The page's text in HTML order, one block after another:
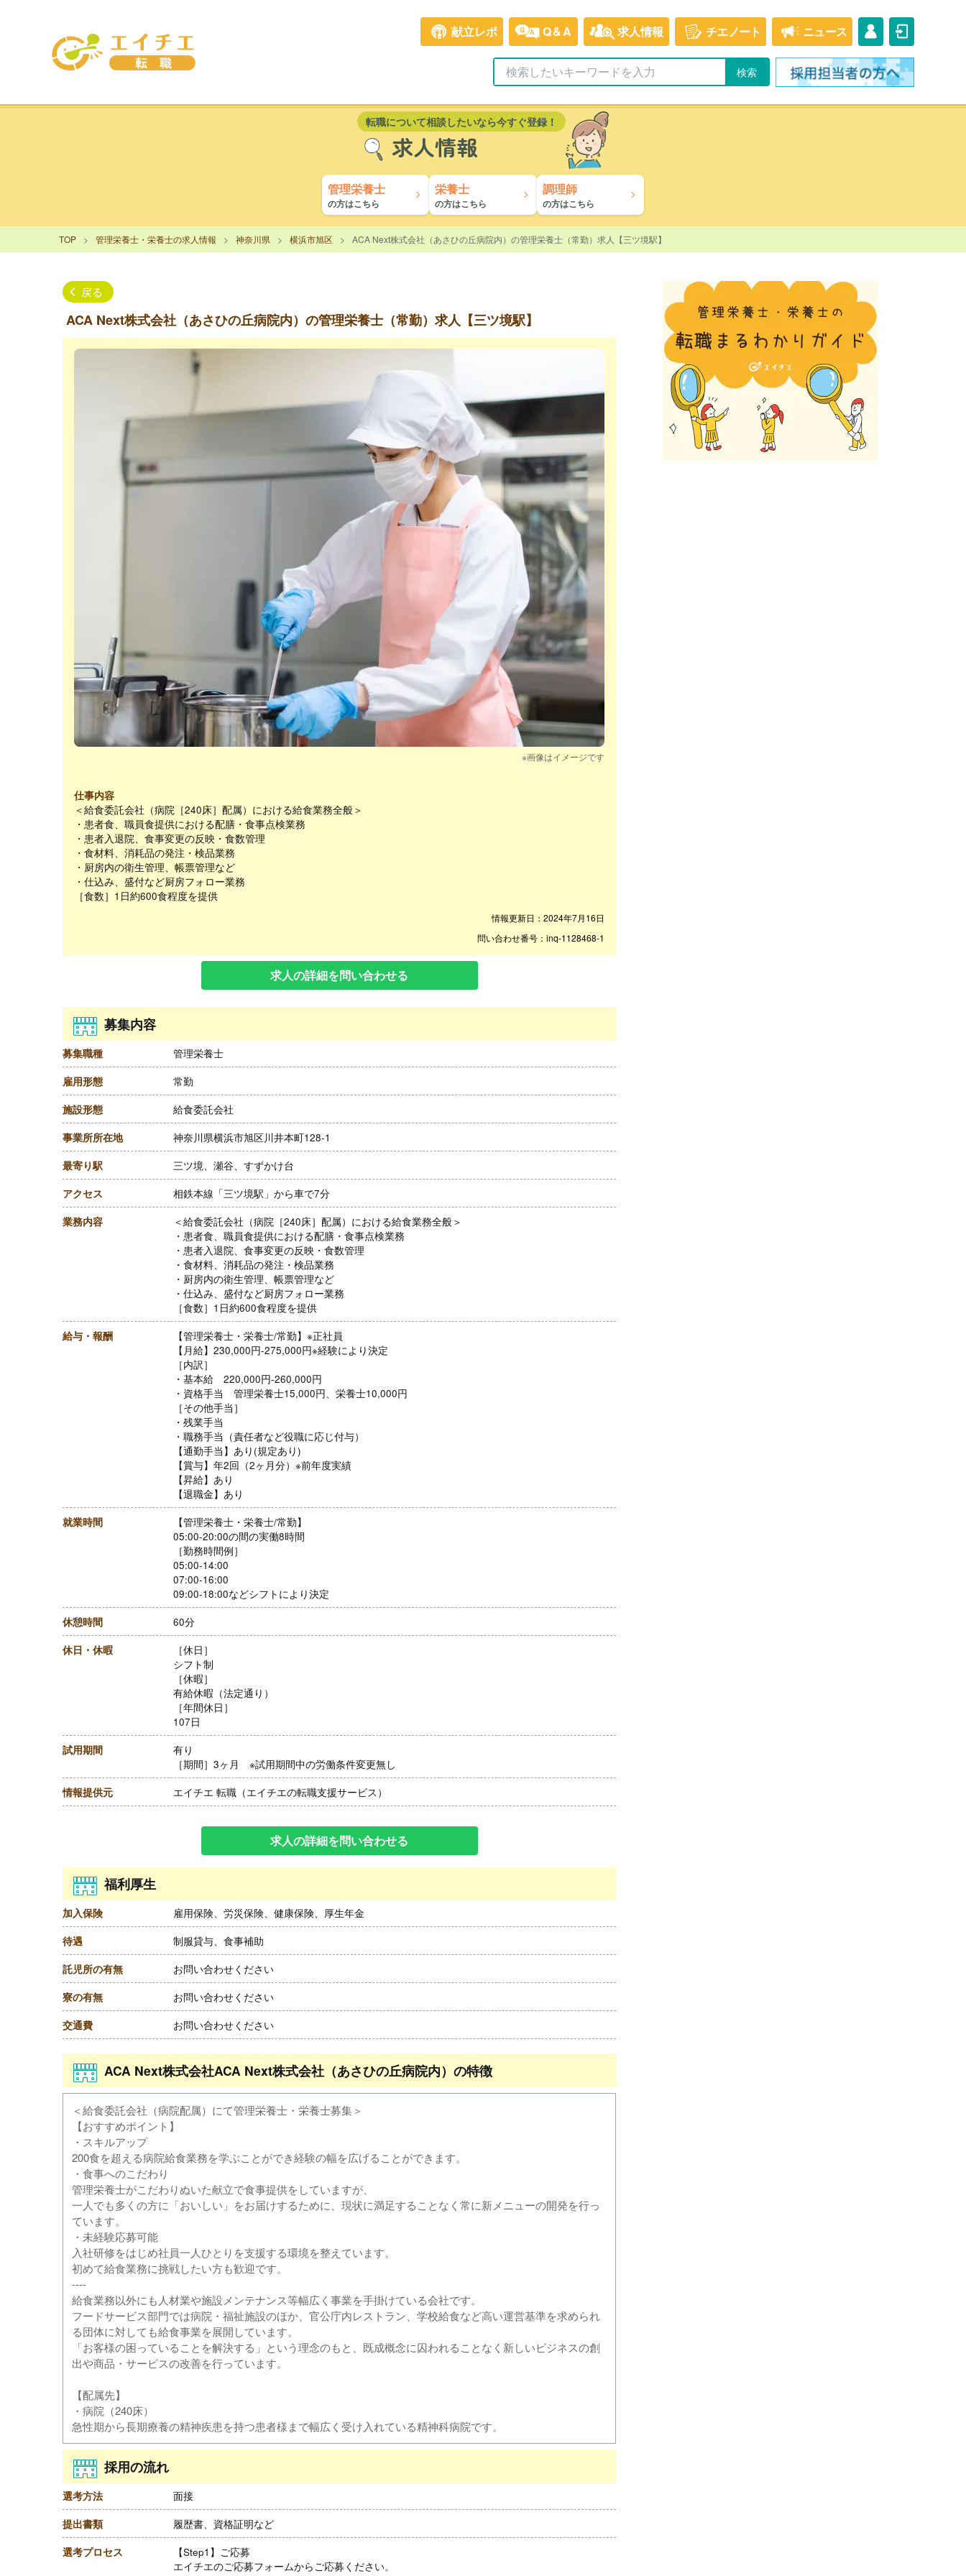
献立レポ Q&A 求人情報 チエノート ニュース
転職について相談したいなら今すぐ登録！
求人情報
管理栄養士
の方はこちら
栄養士
の方はこちら
調理師
の方はこちら
TOP 管理栄養士・栄養士の求人情報 神奈川県 横浜市旭区 ACA Next株式会社（あさひの丘病院内）の管理栄養士（常勤）求人【三ツ境駅】
戻る
ACA Next株式会社（あさひの丘病院内）の管理栄養士（常勤）求人【三ツ境駅】
※画像はイメージです
仕事内容
＜給食委託会社（病院［240床］配属）における給食業務全般＞
・患者食、職員食提供における配膳・食事点検業務
・患者入退院、食事変更の反映・食数管理
・食材料、消耗品の発注・検品業務
・厨房内の衛生管理、帳票管理など
・仕込み、盛付など厨房フォロー業務
［食数］1日約600食程度を提供
情報更新日：2024年7月16日
問い合わせ番号：inq-1128468-1
求人の詳細を問い合わせる
募集内容
募集職種 管理栄養士
雇用形態 常勤
施設形態 給食委託会社
事業所所在地 神奈川県横浜市旭区川井本町128-1
最寄り駅 三ツ境、瀬谷、すずかけ台
アクセス 相鉄本線「三ツ境駅」から車で7分
業務内容
＜給食委託会社（病院［240床］配属）における給食業務全般＞
・患者食、職員食提供における配膳・食事点検業務
・患者入退院、食事変更の反映・食数管理
・食材料、消耗品の発注・検品業務
・厨房内の衛生管理、帳票管理など
・仕込み、盛付など厨房フォロー業務
［食数］1日約600食程度を提供
給与・報酬
【管理栄養士・栄養士/常勤】※正社員
【月給】230,000円-275,000円※経験により決定
［内訳］
・基本給 220,000円-260,000円
・資格手当 管理栄養士15,000円、栄養士10,000円
［その他手当］
・残業手当
・職務手当（責任者など役職に応じ付与）
【通勤手当】あり(規定あり)
【賞与】年2回（2ヶ月分）※前年度実績
【昇給】あり
【退職金】あり
就業時間
【管理栄養士・栄養士/常勤】
05:00-20:00の間の実働8時間
［勤務時間例］
05:00-14:00
07:00-16:00
09:00-18:00などシフトにより決定
休憩時間 60分
休日・休暇
［休日］
シフト制
［休暇］
有給休暇（法定通り）
［年間休日］
107日
試用期間
有り
［期間］3ヶ月 ※試用期間中の労働条件変更無し
情報提供元 エイチエ 転職（エイチエの転職支援サービス）
求人の詳細を問い合わせる
福利厚生
加入保険 雇用保険、労災保険、健康保険、厚生年金
待遇 制服貸与、食事補助
託児所の有無 お問い合わせください
寮の有無 お問い合わせください
交通費 お問い合わせください
ACA Next株式会社ACA Next株式会社（あさひの丘病院内）の特徴
＜給食委託会社（病院配属）にて管理栄養士・栄養士募集＞
【おすすめポイント】
・スキルアップ
200食を超える病院給食業務を学ぶことができ経験の幅を広げることができます。
・食事へのこだわり
管理栄養士がこだわりぬいた献立で食事提供をしていますが、
一人でも多くの方に「おいしい」をお届けするために、現状に満足することなく常に新メニューの開発を行っ
ています。
・未経験応募可能
入社研修をはじめ社員一人ひとりを支援する環境を整えています。
初めて給食業務に挑戦したい方も歓迎です。
----
給食業務以外にも人材業や施設メンテナンス等幅広く事業を手掛けている会社です。
フードサービス部門では病院・福祉施設のほか、官公庁内レストラン、学校給食など高い運営基準を求められ
る団体に対しても給食事業を展開しています。
「お客様の困っていることを解決する」という理念のもと、既成概念に囚われることなく新しいビジネスの創
出や商品・サービスの改善を行っています。
【配属先】
・病院（240床）
急性期から長期療養の精神疾患を持つ患者様まで幅広く受け入れている精神科病院です。
採用の流れ
選考方法 面接
提出書類 履歴書、資格証明など
選考プロセス
【Step1】ご応募
エイチエのご応募フォームからご応募ください。